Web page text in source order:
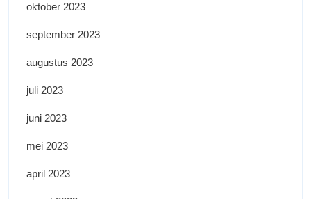
oktober 2023
september 2023
augustus 2023
juli 2023
juni 2023
mei 2023
april 2023